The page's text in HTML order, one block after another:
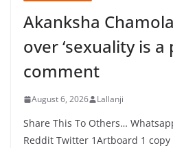
Akanksha
over ‘sexuality is a
comment
August 6, 2026 Lallanji
Share This To Others…
Reddit Twitter 1Artboard 1 copy